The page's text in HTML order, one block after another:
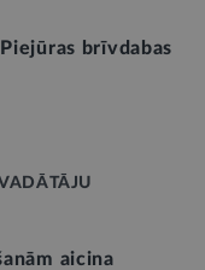
brīvdabas
aicina